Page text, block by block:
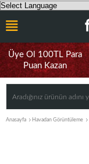
Üye Ol 100TL Para
Puan Kazan
Anasayfa Havadan Görüntüleme